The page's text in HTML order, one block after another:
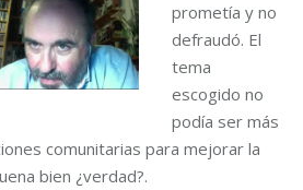
prometía y no
defraudó. El
tema
escogido no
podía ser más
comunitarias para mejorar la
bien ¿verdad?.